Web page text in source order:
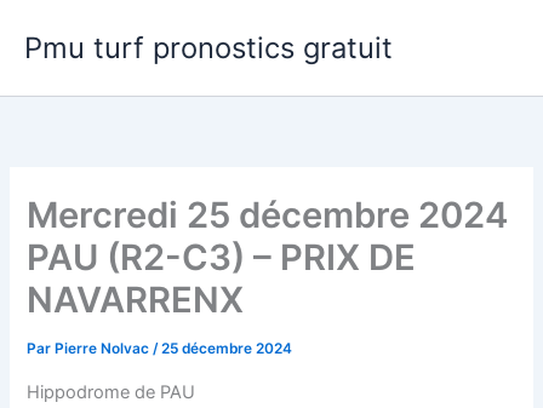
Pmu turf pronostics gratuit
Mercredi 25 décembre 2024
PAU (R2-C3) – PRIX DE
NAVARRENX
Par Pierre Nolvac/25 décembre 2024
Hippodrome de PAU